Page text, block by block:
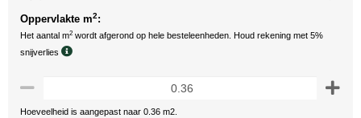
Oppervlakte m2:
Het aantal m2 wordt afgerond op hele besteleenheden. Houd rekening met 5%
snijverlies
Hoeveelheid is aangepast naar 0.36 m2.